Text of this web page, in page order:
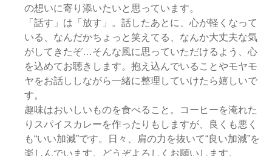
の想いに寄り添いたいと思っています。
「話す」は「放す」。話したあとに、心が軽くなって
いる、なんだかちょっと笑えてる、なんか大丈夫な気
がしてきたぞ…そんな風に思っていただけるよう、心
を込めてお聴きします。抱え込んでいることやモヤモ
ヤをお話ししながら一緒に整理していけたら嬉しいで
す。
趣味はおいしいものを食べること。コーヒーを淹れた
りスパイスカレーを作ったりもしますが、良くも悪く
も“いい加減”です。日々、肩の力を抜いて“良い加減”を
楽しんでいます。どうぞよろしくお願いします。